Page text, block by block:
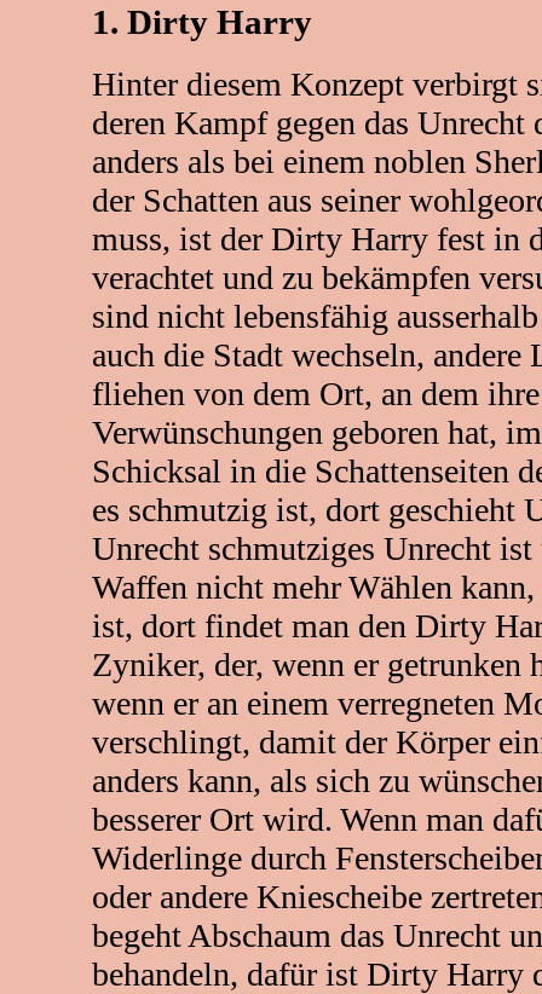
1. Dirty Harry
Hinter diesem Konzept verbirgt
deren Kampf gegen das
anders als bei einem noblen
der Schatten aus seiner
muss, ist der Dirty Harry fest in
verachtet und zu bekämpfen
sind nicht lebensfähig
auch die Stadt wechseln,
fliehen von dem Ort, an dem
Verwünschungen geboren hat,
Schicksal in die Schattenseiten
es schmutzig ist, dort geschieht
Unrecht schmutziges Unrecht
Waffen nicht mehr Wählen
ist, dort findet man den Dirty
Zyniker, der, wenn er getrunken
wenn er an einem verregneten
verschlingt, damit der Körper
anders kann, als sich zu
besserer Ort wird. Wenn man
Widerlinge durch
oder andere Kniescheibe
begeht Abschaum das Unrecht
behandeln, dafür ist Dirty Harry